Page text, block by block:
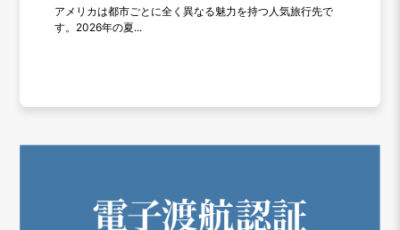
アメリカは都市ごとに全く異なる魅力を持つ人気旅行先で
す。2026年の夏...